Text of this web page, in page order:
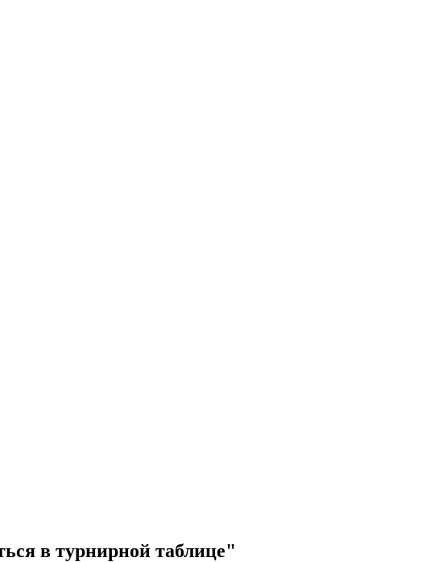
в турнирной таблице"